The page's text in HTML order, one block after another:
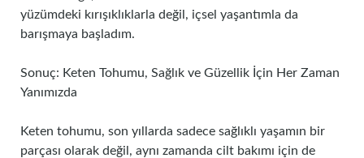
yüzümdeki kırışıklıklarla değil, içsel yaşantımla da
barışmaya başladım.
Sonuç: Keten Tohumu, Sağlık ve Güzellik İçin Her Zaman
Yanımızda
Keten tohumu, son yıllarda sadece sağlıklı yaşamın bir
parçası olarak değil, aynı zamanda cilt bakımı için de